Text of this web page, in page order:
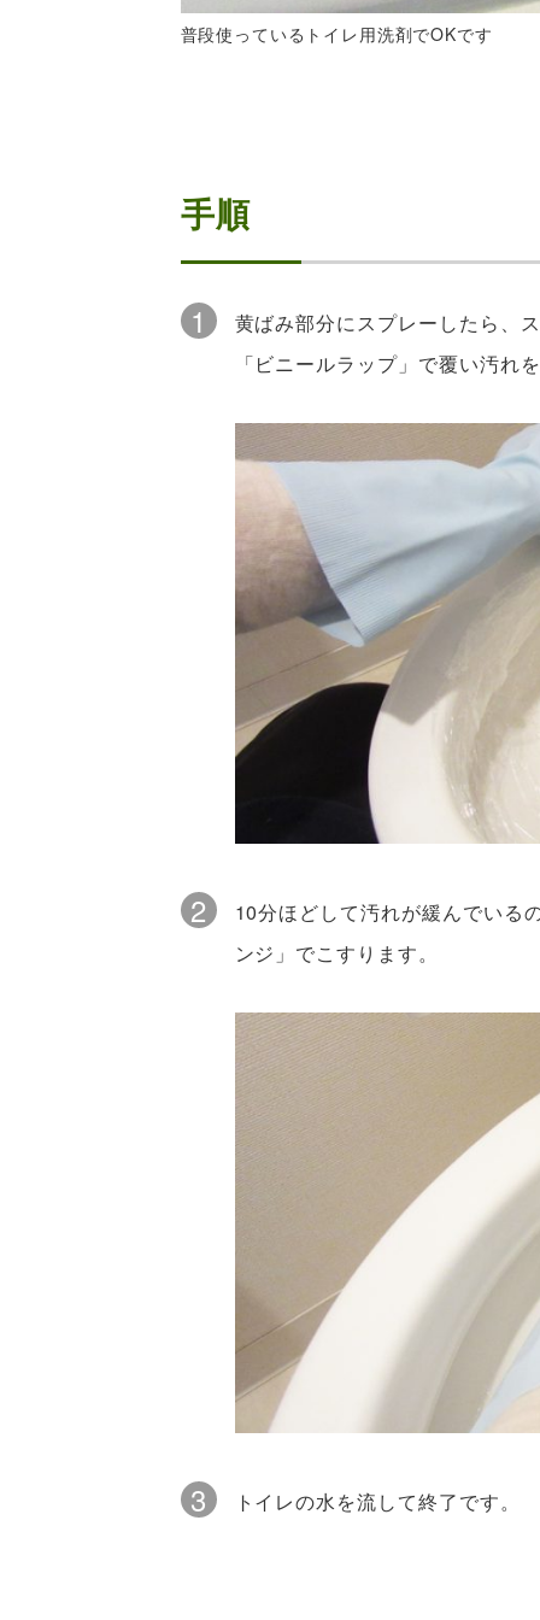
普段使っているトイレ用洗剤でOKです
手順
1
黄ばみ部分にスプレーしたら、
「ビニールラップ」で覆い汚れ
2
10分ほどして汚れが緩んでいる
ンジ」でこすります。
3 トイレの水を流して終了です。